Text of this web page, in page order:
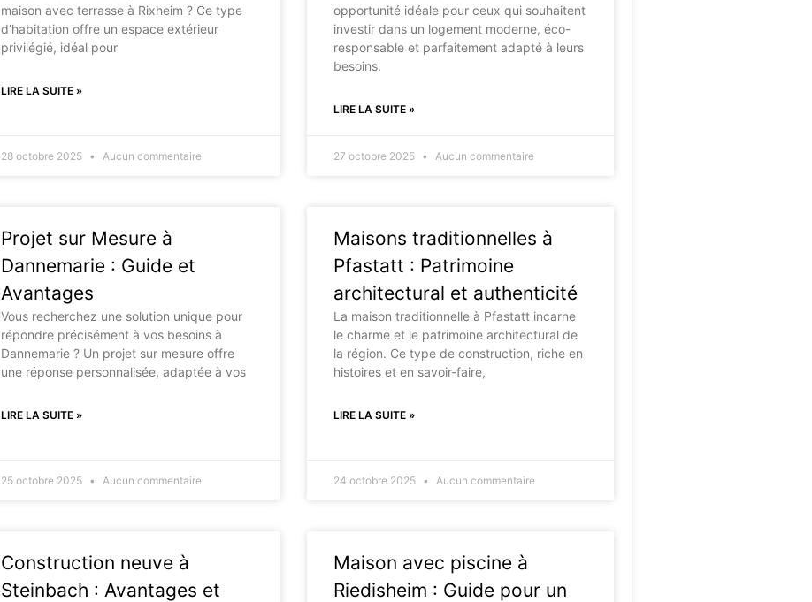
maison avec terrasse à Rixheim ? Ce type
d’habitation offre un espace extérieur
privilégié, idéal pour
LIRE LA SUITE »
28 octobre 2025 Aucun commentaire
opportunité idéale pour ceux qui souhaitent
investir dans un logement moderne, éco-
responsable et parfaitement adapté à leurs
besoins.
LIRE LA SUITE »
27 octobre 2025 Aucun commentaire
Projet sur Mesure à
Dannemarie : Guide et
Avantages
Vous recherchez une solution unique pour
répondre précisément à vos besoins à
Dannemarie ? Un projet sur mesure offre
une réponse personnalisée, adaptée à vos
LIRE LA SUITE »
25 octobre 2025 Aucun commentaire
Maisons traditionnelles à
Pfastatt : Patrimoine
architectural et authenticité
La maison traditionnelle à Pfastatt incarne
le charme et le patrimoine architectural de
la région. Ce type de construction, riche en
histoires et en savoir-faire,
LIRE LA SUITE »
24 octobre 2025 Aucun commentaire
Construction neuve à
Steinbach : Avantages et
Maison avec piscine à
Riedisheim : Guide pour un